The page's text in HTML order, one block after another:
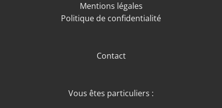
Mentions légales
Politique de confidentialité
Contact
Vous êtes particuliers :